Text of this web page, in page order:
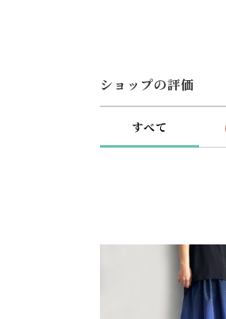
ショップの評価
すべて